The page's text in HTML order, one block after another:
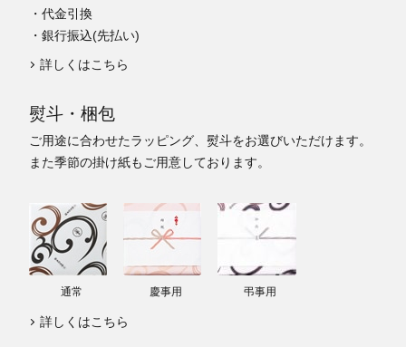
・代金引換
・銀行振込(先払い)
詳しくはこちら
熨斗・梱包
ご用途に合わせたラッピング、熨斗をお選びいただけます。
また季節の掛け紙もご用意しております。
通常 慶事用 弔事用
詳しくはこちら